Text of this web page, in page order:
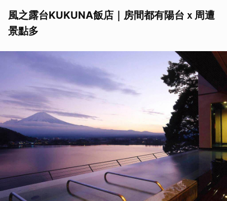
風之露台KUKUNA飯店｜房間都有陽台ｘ周遭
景點多